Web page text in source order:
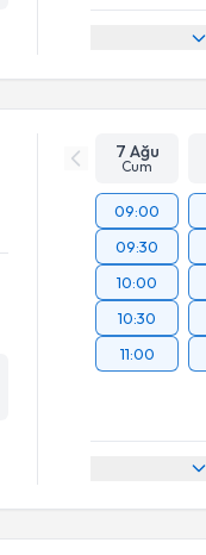
7 Ağu
Cum
09:00
09:30
10:00
10:30
11:00